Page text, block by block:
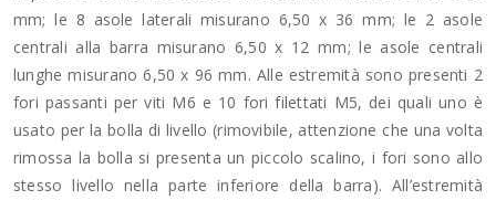
mm; le 8 asole laterali misurano 6,50 x 36 mm; le 2 asole
centrali alla barra misurano 6,50 x 12 mm; le asole centrali
lunghe misurano 6,50 x 96 mm. Alle estremità sono presenti 2
fori passanti per viti M6 e 10 fori filettati M5, dei quali uno è
usato per la bolla di livello (rimovibile, attenzione che una volta
rimossa la bolla si presenta un piccolo scalino, i fori sono allo
stesso livello nella parte inferiore della barra). All’estremità